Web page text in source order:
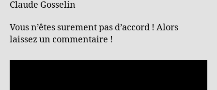
Claude Gosselin
Vous n’êtes surement pas d’accord ! Alors
laissez un commentaire !